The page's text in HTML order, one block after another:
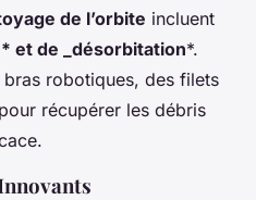
de l’orbite incluent
et de _désorbitation*.
robotiques, des filets
récupérer les débris